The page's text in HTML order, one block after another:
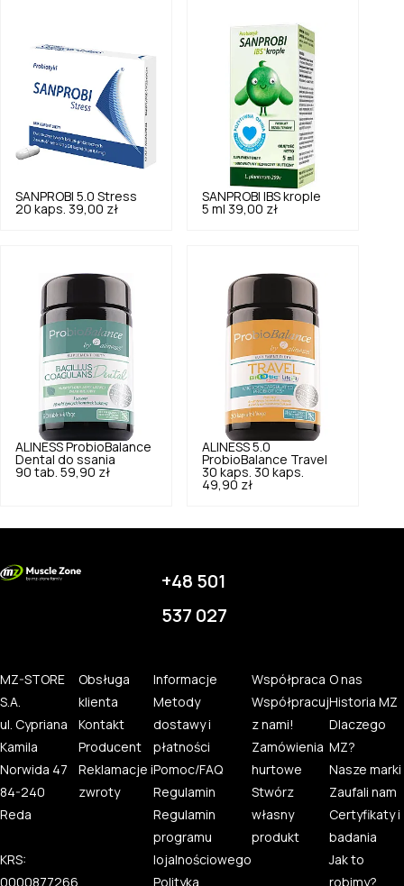
SANPROBI 5.0 Stress
20 kaps. 39,00 zł
SANPROBI
IBS krople
5 ml 39,00 zł
ALINESS ProbioBalance
Dental do ssania
90 tab. 59,90 zł
ALINESS 5.0
ProbioBalance Travel
30 kaps. 30 kaps.
49,90 zł
+48 501
537 027
MZ-STORE
S.A.
ul. Cypriana
Kamila
Norwida 47
84-240
Reda
KRS:
0000877266
Obsługa
klienta
Kontakt
Producent
Reklamacje i
zwroty
Informacje
Metody
dostawy i
płatności
Pomoc/FAQ
Regulamin
Regulamin
programu
lojalnościowego
Polityka
Współpraca
Współpracuj
z nami!
Zamówienia
hurtowe
Stwórz
własny
produkt
O nas
Historia MZ
Dlaczego
MZ?
Nasze marki
Zaufali nam
Certyfikaty i
badania
Jak to
robimy?